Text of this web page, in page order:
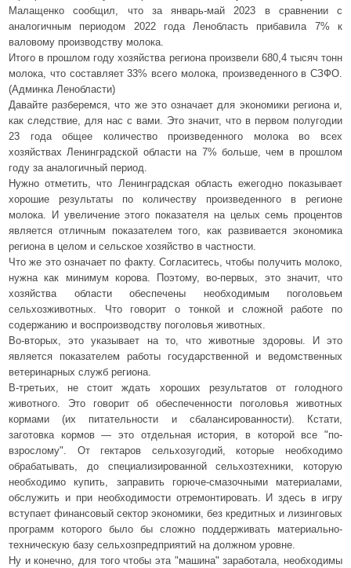
Малащенко сообщил, что за январь-май 2023 в сравнении с
аналогичным периодом 2022 года Ленобласть прибавила 7% к
валовому производству молока.
Итого в прошлом году хозяйства региона произвели 680,4 тысяч тонн
молока, что составляет 33% всего молока, произведенного в СЗФО.
(Админка Ленобласти)
Давайте разберемся, что же это означает для экономики региона и,
как следствие, для нас с вами. Это значит, что в первом полугодии
23 года общее количество произведенного молока во всех
хозяйствах Ленинградской области на 7% больше, чем в прошлом
году за аналогичный период.
Нужно отметить, что Ленинградская область ежегодно показывает
хорошие результаты по количеству произведенного в регионе
молока. И увеличение этого показателя на целых семь процентов
является отличным показателем того, как развивается экономика
региона в целом и сельское хозяйство в частности.
Что же это означает по факту. Согласитесь, чтобы получить молоко,
нужна как минимум корова. Поэтому, во-первых, это значит, что
хозяйства области обеспечены необходимым поголовьем
сельхозживотных. Что говорит о тонкой и сложной работе по
содержанию и воспроизводству поголовья животных.
Во-вторых, это указывает на то, что животные здоровы. И это
является показателем работы государственной и ведомственных
ветеринарных служб региона.
В-третьих, не стоит ждать хороших результатов от голодного
животного. Это говорит об обеспеченности поголовья животных
кормами (их питательности и сбалансированности). Кстати,
заготовка кормов — это отдельная история, в которой все "по-
взрослому". От гектаров сельхозугодий, которые необходимо
обрабатывать, до специализированной сельхозтехники, которую
необходимо купить, заправить горюче-смазочными материалами,
обслужить и при необходимости отремонтировать. И здесь в игру
вступает финансовый сектор экономики, без кредитных и лизинговых
программ которого было бы сложно поддерживать материально-
техническую базу сельхозпредприятий на должном уровне.
Ну и конечно, для того чтобы эта "машина" заработала, необходимы